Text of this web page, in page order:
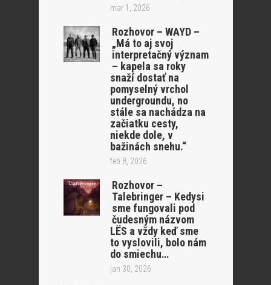
mar 1, 2026
Rozhovor – WAYD –
„Má to aj svoj
interpretačný význam
– kapela sa roky
snaží dostať na
pomyselný vrchol
undergroundu, no
stále sa nachádza na
začiatku cesty,
niekde dole, v
bažinách snehu.“
feb 8, 2026
Rozhovor –
Talebringer – Kedysi
sme fungovali pod
čudesným názvom
LËS a vždy keď sme
to vyslovili, bolo nám
do smiechu…
jan 30, 2026